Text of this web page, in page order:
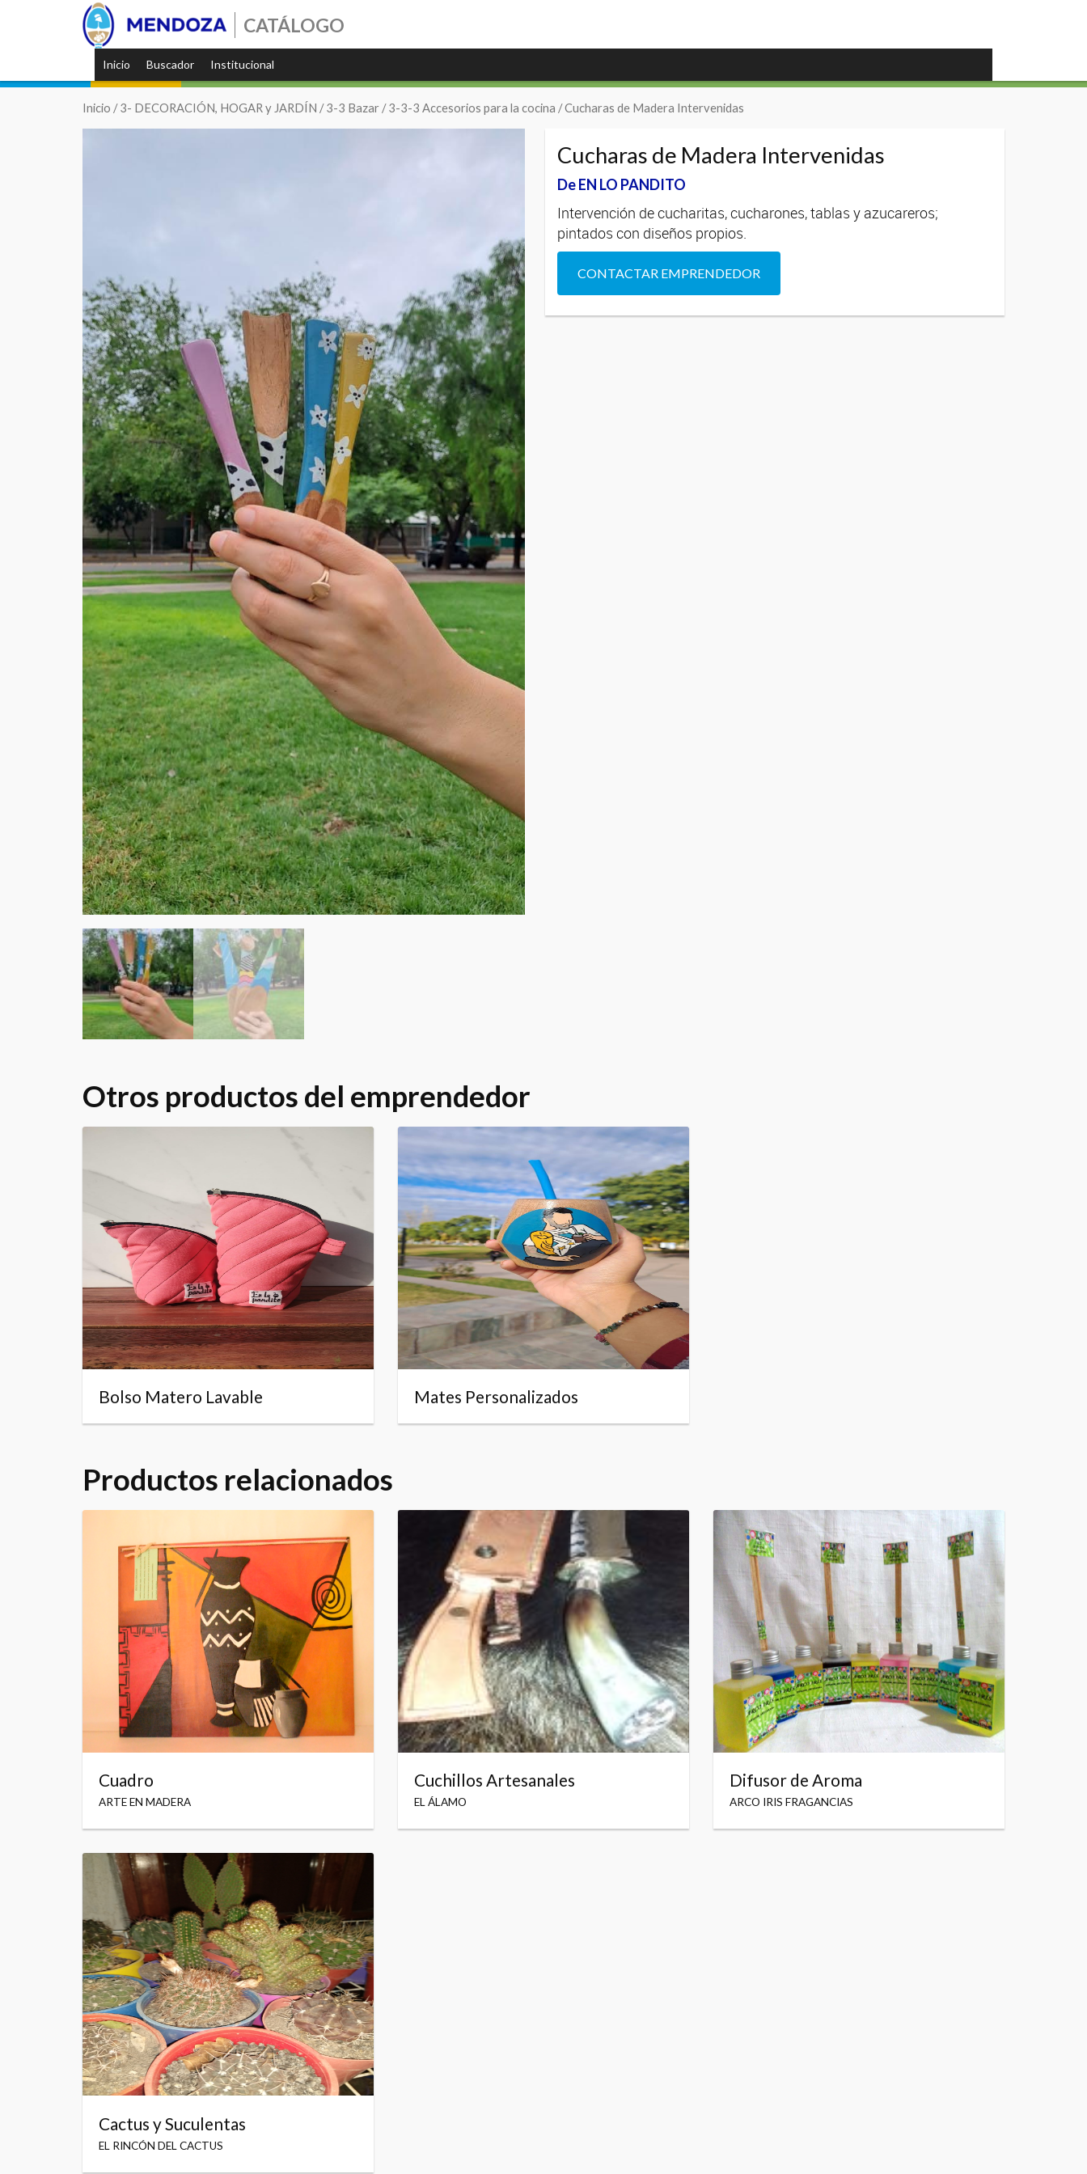
CATÁLOGO
Inicio Buscador Institucional
Inicio /3- DECORACIÓN, HOGAR y JARDÍN /3-3 Bazar /3-3-3 Accesorios para la cocina / Cucharas de Madera Intervenidas
Cucharas de Madera Intervenidas
De EN LO PANDITO
Intervención de cucharitas, cucharones, tablas y azucareros;
pintados con diseños propios.
CONTACTAR EMPRENDEDOR
Otros productos del emprendedor
Bolso Matero Lavable Mates Personalizados
Productos relacionados
Cuadro
ARTE EN MADERA
Cuchillos Artesanales
EL ÁLAMO
Difusor de Aroma
ARCO IRIS FRAGANCIAS
Cactus y Suculentas
EL RINCÓN DEL CACTUS